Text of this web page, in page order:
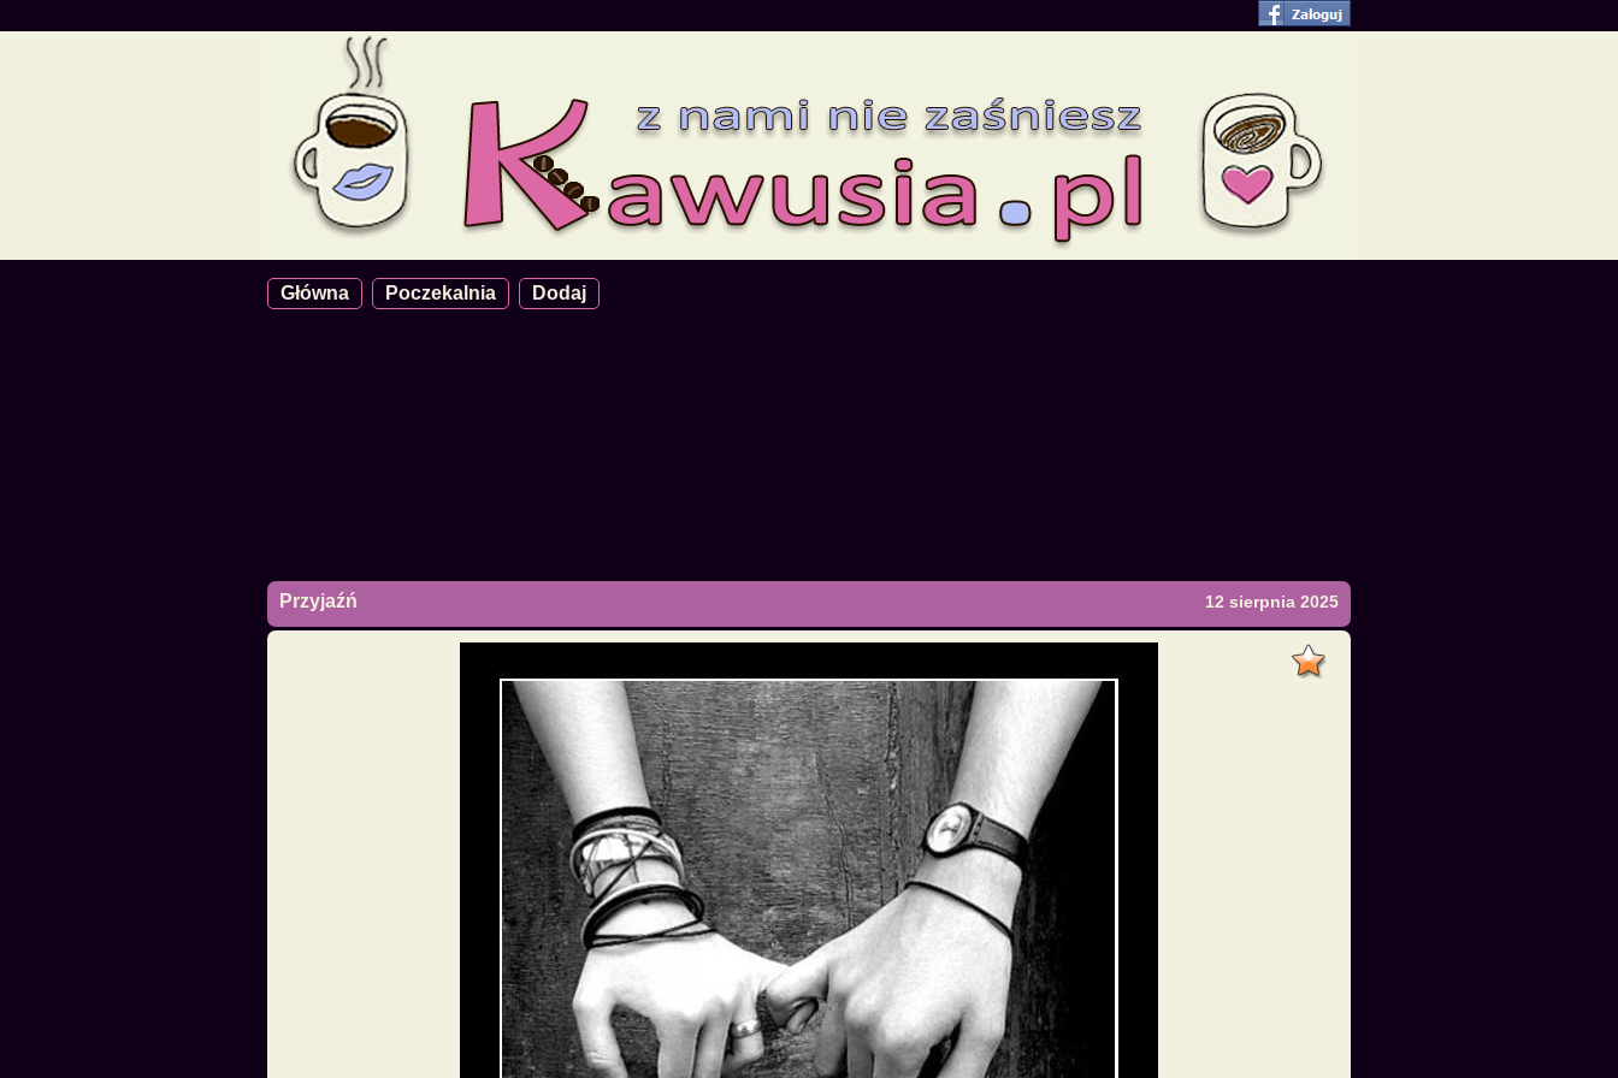
Główna Poczekalnia Dodaj
Przyjaźń 12 sierpnia 2025